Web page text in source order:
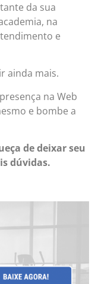
da sua
na
e
ainda mais.
na Web
e bombe a
de deixar seu
dúvidas.